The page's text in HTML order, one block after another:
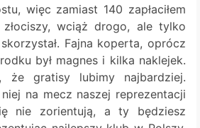
więc zamiast 140 zapłaciłem
wciąż drogo, ale tylko
Fajna koperta, oprócz
był magnes i kilka naklejek.
że gratisy lubimy najbardziej.
na mecz naszej reprezentacji
nie zorientują, a ty będziesz